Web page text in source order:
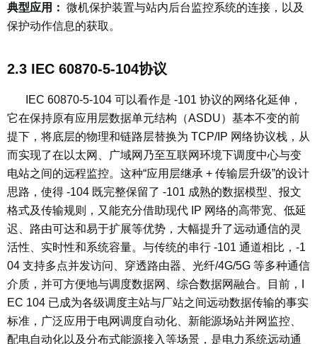
典型应用： 微机保护装置与站内后台监控系统的连接，以及
保护动作信息的获取。
2.3 IEC 60870-5-104协议
IEC 60870-5-104 可以看作是 -101 协议的网络化延伸，
它在保持原有应用层数据单元结构（ASDU）基本不变的前
提下，将底层的物理和链路层替换为 TCP/IP 网络协议栈，从
而实现了在以太网、广域网乃至互联网环境下调度中心与变
电站之间的远程监控。这种“应用层继承 + 传输层升级”的设计
思路，使得 -104 既完整保留了 -101 成熟的数据模型、报文
格式及传输规则，又能充分借助现代 IP 网络的高带宽、低延
迟、路由可达和易于扩展等优势，大幅提升了远动通信的灵
活性、实时性和系统容量。与传统的串行 -101 通道相比，-1
04 支持多点并发访问、穿透路由器、光纤/4G/5G 等多种通信
介质，并可方便地与调度数据网、综合数据网融合。目前，I
EC 104 已成为各级调度主站与厂站之间远动数据传输的事实
标准，广泛应用于电网调度自动化、新能源场站并网监控、
配电自动化以及分布式能源接入等场景，是电力系统远动通